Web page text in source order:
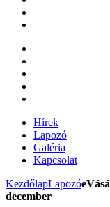
Hírek
Lapozó
Galéria
Kapcsolat
KezdőlapLapozó
december